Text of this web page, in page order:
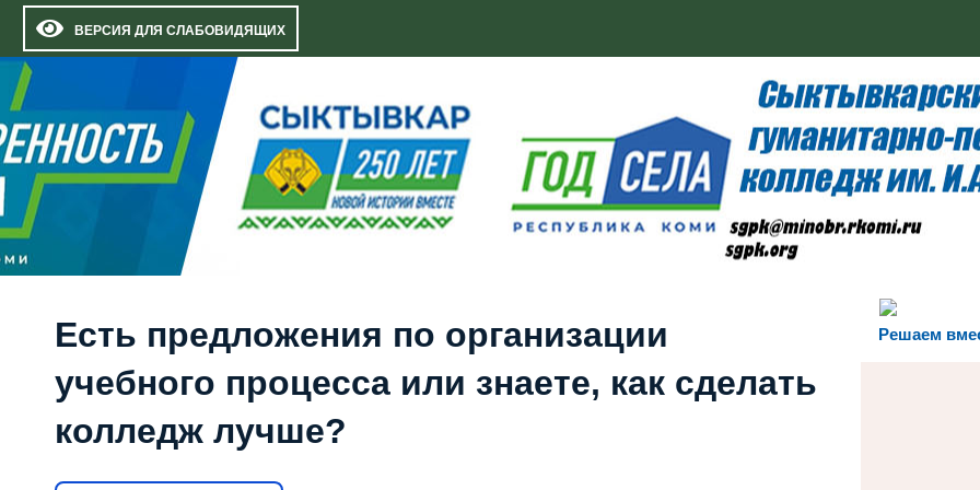
ВЕРСИЯ ДЛЯ СЛАБОВИДЯЩИХ
Решаем
Есть предложения по организации
учебного процесса или знаете, как сделать
колледж лучше?